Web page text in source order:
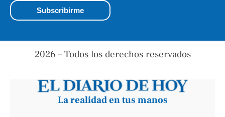
2026 – Todos los derechos reservados
La realidad en tus manos